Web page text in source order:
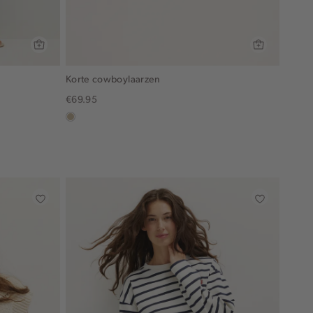
Korte cowboylaarzen
€69.95
lichtzand